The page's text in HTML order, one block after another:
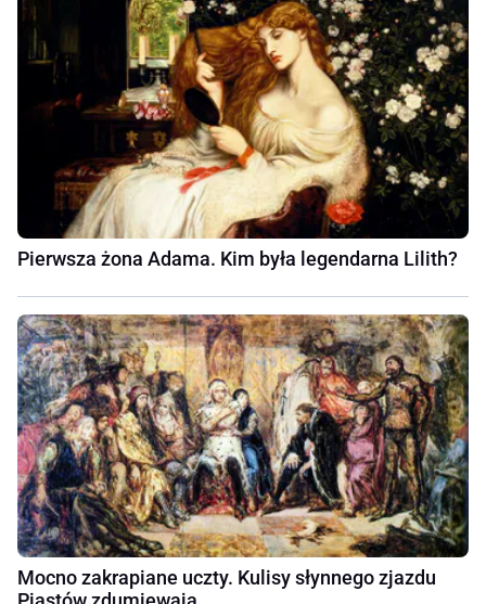
Pierwsza żona Adama. Kim była legendarna Lilith?
Mocno zakrapiane uczty. Kulisy słynnego zjazdu